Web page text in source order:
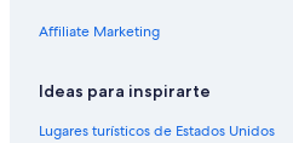
Affiliate Marketing
Ideas para inspirarte
Lugares turísticos de Estados Unidos